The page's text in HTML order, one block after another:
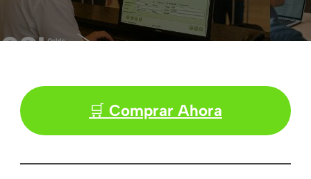
🛒 Comprar Ahora